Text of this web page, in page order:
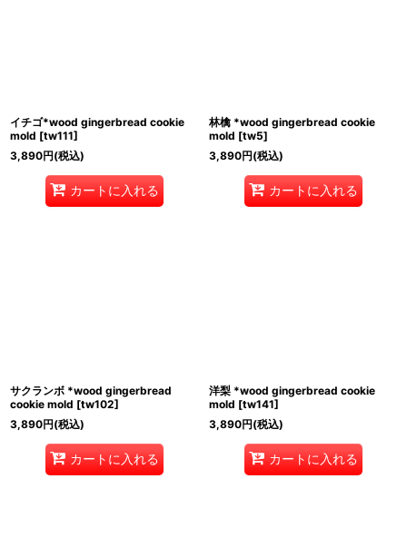
イチゴ*wood gingerbread cookie
mold [tw111]
3,890円(税込)
カートに入れる
林檎 *wood gingerbread cookie
mold [tw5]
3,890円(税込)
カートに入れる
サクランボ *wood gingerbread
cookie mold [tw102]
3,890円(税込)
カートに入れる
洋梨 *wood gingerbread cookie
mold [tw141]
3,890円(税込)
カートに入れる